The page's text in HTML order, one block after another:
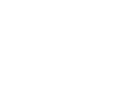
M
RFK NAVI